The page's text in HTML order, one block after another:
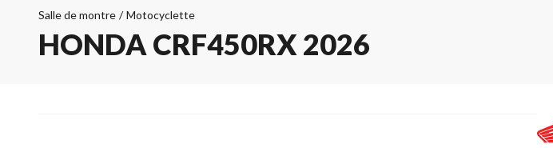
Salle de montre / Motocyclette
HONDA CRF450RX 2026